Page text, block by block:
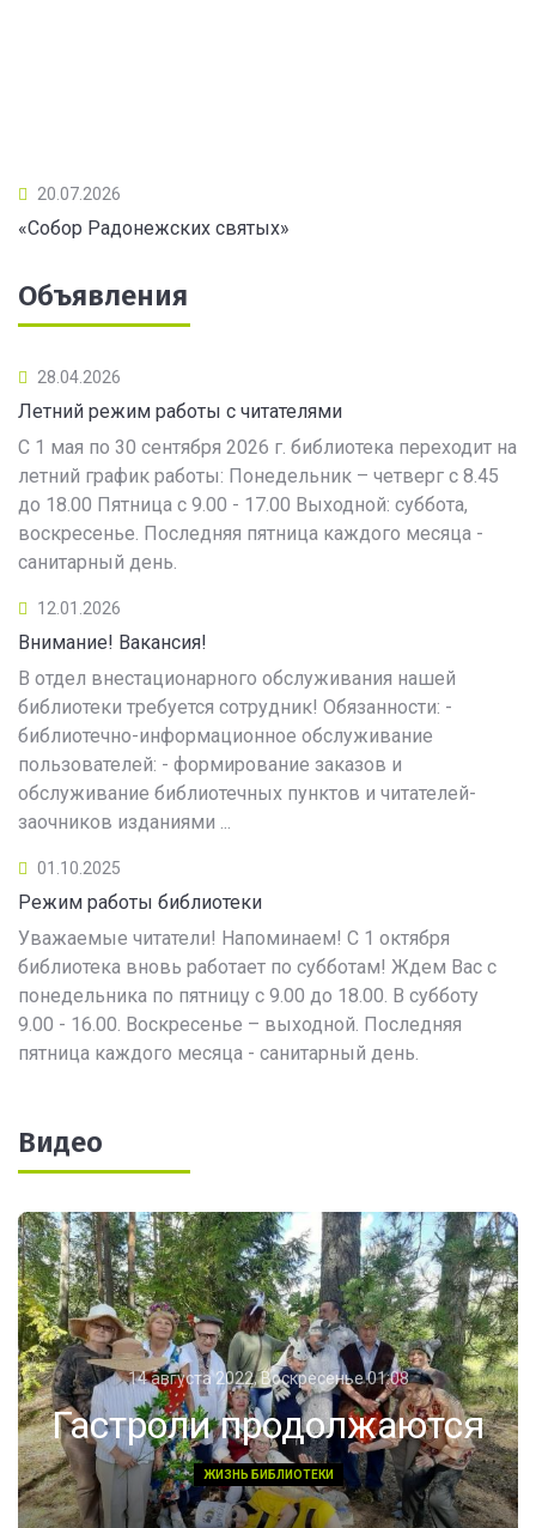
20.07.2026
«Собор Радонежских святых»
Объявления
28.04.2026
Летний режим работы с читателями
С 1 мая по 30 сентября 2026 г. библиотека переходит на
летний график работы: Понедельник – четверг с 8.45
до 18.00 Пятница с 9.00 - 17.00 Выходной: суббота,
воскресенье. Последняя пятница каждого месяца -
санитарный день.
12.01.2026
Внимание! Вакансия!
В отдел внестационарного обслуживания нашей
библиотеки требуется сотрудник! Обязанности: -
библиотечно-информационное обслуживание
пользователей: - формирование заказов и
обслуживание библиотечных пунктов и читателей-
заочников изданиями ...
01.10.2025
Режим работы библиотеки
Уважаемые читатели! Напоминаем! С 1 октября
библиотека вновь работает по субботам! Ждем Вас с
понедельника по пятницу с 9.00 до 18.00. В субботу
9.00 - 16.00. Воскресенье – выходной. Последняя
пятница каждого месяца - санитарный день.
Видео
14 августа 2022, Воскресенье 01:08
Гастроли продолжаются
ЖИЗНЬ БИБЛИОТЕКИ